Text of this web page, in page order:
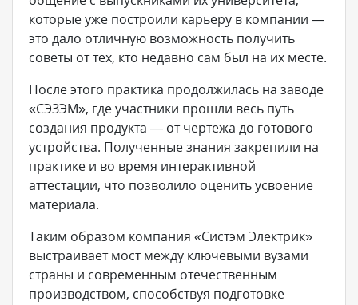
которые уже построили карьеру в компании —
это дало отличную возможность получить
советы от тех, кто недавно сам был на их месте.
После этого практика продолжилась на заводе
«СЭЗЭМ», где участники прошли весь путь
создания продукта — от чертежа до готового
устройства. Полученные знания закрепили на
практике и во время интерактивной
аттестации, что позволило оценить усвоение
материала.
Таким образом компания «Систэм Электрик»
выстраивает мост между ключевыми вузами
страны и современным отечественным
производством, способствуя подготовке